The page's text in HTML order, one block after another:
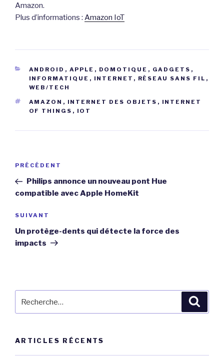
Amazon.
Plus d’informations : Amazon IoT
CATÉGORIES
ANDROID , APPLE , DOMOTIQUE , GADGETS ,
INFORMATIQUE , INTERNET , RÉSEAU SANS FIL ,
WEB/TECH
ÉTIQUETTES
AMAZON , INTERNET DES OBJETS , INTERNET
OF THINGS , IOT
Navigation
l’article
Article
précédent
PRÉCÉDENT
Philips annonce un nouveau pont Hue
compatible avec Apple HomeKit
Article
suivant
SUIVANT
Un protège-dents qui détecte la force des
impacts
ARTICLES RÉCENTS